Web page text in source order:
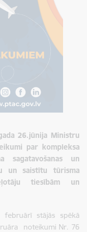
26.jūnija Ministru
par kompleksa
sagatavošanas un
un saistītu tūrisma
tiesībām un
stājās spēkā
noteikumi Nr. 76